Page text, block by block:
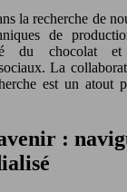
la recherche de
de
du chocolat
La
est un atout
: